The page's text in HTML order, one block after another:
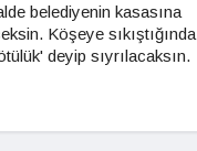
belediyenin kasasına
Köşeye sıkıştığında
deyip sıyrılacaksın.